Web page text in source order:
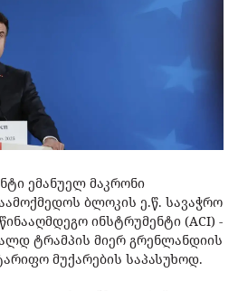
ემანუელ მაკრონი
ბლოკის ე.წ. სავაჭრო
ინსტრუმენტი (ACI) -
ტრამპის მიერ გრენლანდიის
მუქარების საპასუხოდ.